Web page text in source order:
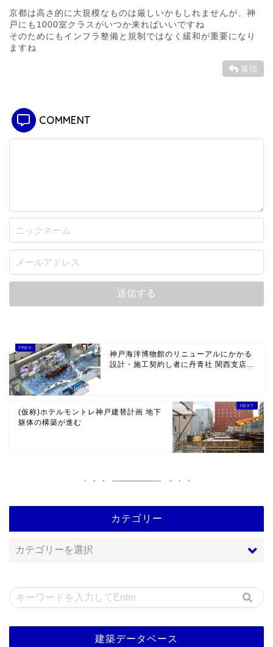
京都は高さ的に大規模なものは厳しいかもしれませんが、神
戸にも1000室クラスがいつか来ればいいですね
そのためにもインフラ整備と規制ではなく緩和が重要になり
ますね
返信
COMMENT
神戸海洋博物館のリニューアルにかかる
設計・施工契約し者に丹青社 関西支店...
(仮称)ホテルモントレ神戸建替計画 地下
躯体の構築が進む
カテゴリー
建築データベース